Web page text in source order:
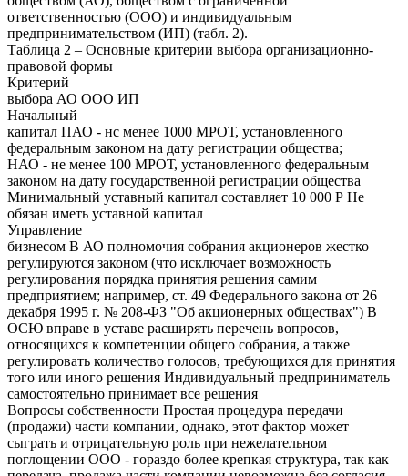
ответственностью (ООО) и индивидуальным
предпринимательством (ИП) (табл. 2).
Таблица 2 – Основные критерии выбора организационно-
правовой формы
Критерий
выбора АО ООО ИП
Начальный
капитал ПАО - нс менее 1000 МРОТ, установленного
федеральным законом на дату регистрации общества;
НАО - не менее 100 МРОТ, установленного федеральным
законом на дату государственной регистрации общества
Минимальный уставный капитал составляет 10 000 Р Не
обязан иметь уставной капитал
Управление
бизнесом В АО полномочия собрания акционеров жестко
регулируются законом (что исключает возможность
регулирования порядка принятия решения самим
предприятием; например, ст. 49 Федерального закона от 26
декабря 1995 г. № 208-ФЗ "Об акционерных обществах") В
ОСЮ вправе в уставе расширять перечень вопросов,
относящихся к компетенции общего собрания, а также
регулировать количество голосов, требующихся для принятия
того или иного решения Индивидуальный предприниматель
самостоятельно принимает все решения
Вопросы собственности Простая процедура передачи
(продажи) части компании, однако, этот фактор может
сыграть и отрицательную роль при нежелательном
поглощении ООО - гораздо более крепкая структура, так как